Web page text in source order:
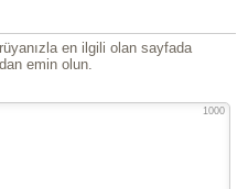
en ilgili olan sayfada
emin olun.
1000